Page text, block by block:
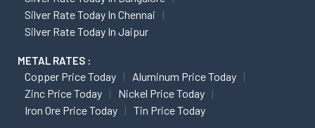
Silver Rate Today In Chennai
Silver Rate Today In Jaipur
METAL RATES :
Copper Price Today
Aluminum Price Today
Zinc Price Today
Nickel Price Today
Iron Ore Price Today
Tin Price Today